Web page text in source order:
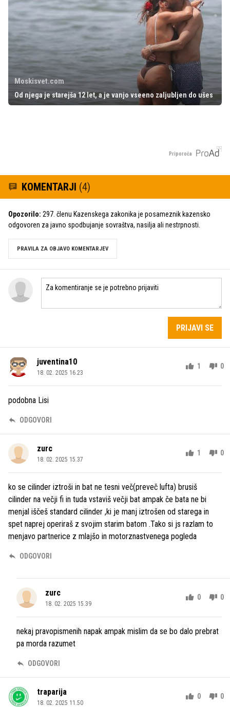
Moskisvet.com
Od njega je starejša 12 let, a je vanjo vseeno zaljubljen do ušes
Priporoča
KOMENTARJI (4)
Opozorilo: 297. členu Kazenskega zakonika je posameznik kazensko
odgovoren za javno spodbujanje sovraštva, nasilja ali nestrpnosti.
PRAVILA ZA OBJAVO KOMENTARJEV
PRIJAVI SE
juventina10
18. 02. 2025 16.23
1 0
podobna Lisi
ODGOVORI
zurc
18. 02. 2025 15.37
1 0
ko se cilinder iztroši in bat ne tesni več(preveč lufta) brusiš
cilinder na večji fi in tuda vstaviš večji bat ampak če bata ne bi
menjal iščeš standard cilinder ,ki je manj iztrošen od starega in
spet naprej operiraš z svojim starim batom .Tako si js razlam to
menjavo partnerice z mlajšo in motorznastvenega pogleda
ODGOVORI
zurc
18. 02. 2025 15.39
0 0
nekaj pravopismenih napak ampak mislim da se bo dalo prebrat
pa morda razumet
ODGOVORI
traparija
18. 02. 2025 11.50
0 0